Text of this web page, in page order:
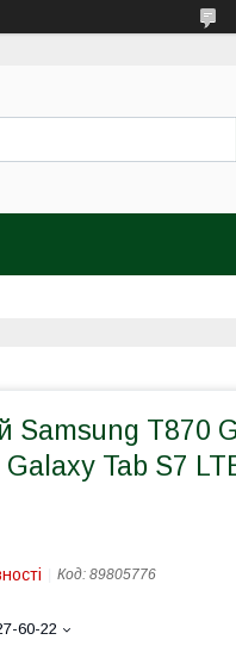
Samsung T870
Galaxy Tab S7
Код: 89805776
60-22